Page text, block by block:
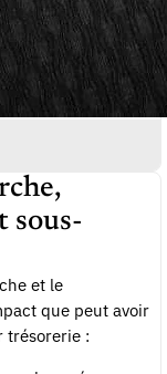
sous-
et le
que peut avoir
trésorerie :